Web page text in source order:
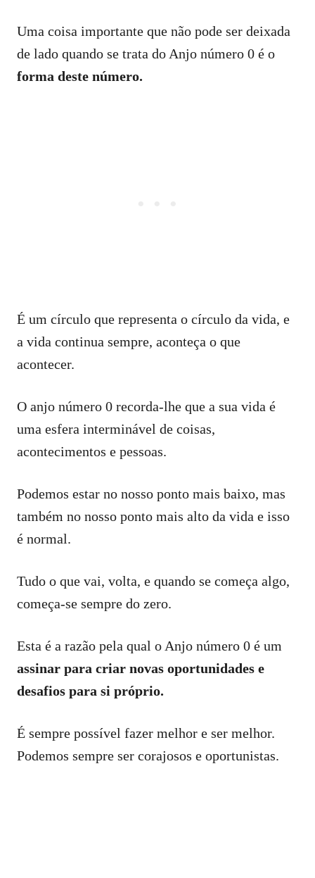
Uma coisa importante que não pode ser deixada
de lado quando se trata do Anjo número 0 é o
forma deste número.
É um círculo que representa o círculo da vida, e
a vida continua sempre, aconteça o que
acontecer.
O anjo número 0 recorda-lhe que a sua vida é
uma esfera interminável de coisas,
acontecimentos e pessoas.
Podemos estar no nosso ponto mais baixo, mas
também no nosso ponto mais alto da vida e isso
é normal.
Tudo o que vai, volta, e quando se começa algo,
começa-se sempre do zero.
Esta é a razão pela qual o Anjo número 0 é um
assinar para criar novas oportunidades e
desafios para si próprio.
É sempre possível fazer melhor e ser melhor.
Podemos sempre ser corajosos e oportunistas.